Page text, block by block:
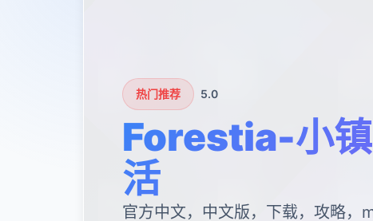
热门推荐 5.0
Forestia-小
活
官方中文，中文版，下载，攻略，